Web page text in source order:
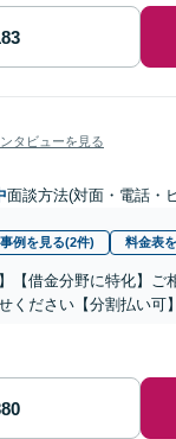
タビューを見る
面談方法(対面・電話・
事例を見る(2件) 料金表
【借金分野に特化】
ください【分割払い可】